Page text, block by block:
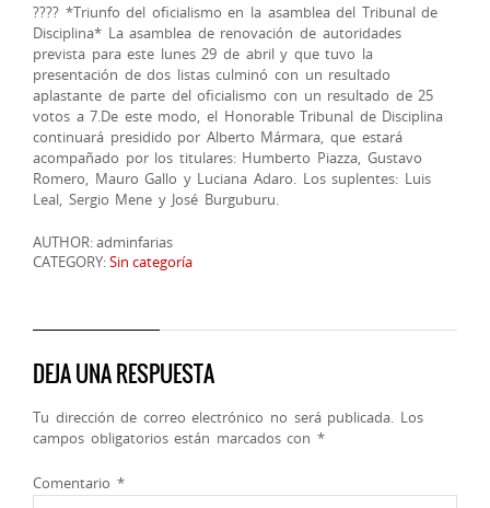
????️ *Triunfo del oficialismo en la asamblea del Tribunal de
Disciplina* La asamblea de renovación de autoridades
prevista para este lunes 29 de abril y que tuvo la
presentación de dos listas culminó con un resultado
aplastante de parte del oficialismo con un resultado de 25
votos a 7.De este modo, el Honorable Tribunal de Disciplina
continuará presidido por Alberto Mármara, que estará
acompañado por los titulares: Humberto Piazza, Gustavo
Romero, Mauro Gallo y Luciana Adaro. Los suplentes: Luis
Leal, Sergio Mene y José Burguburu.
AUTHOR: adminfarias
CATEGORY:Sin categoría
DEJA UNA RESPUESTA
Tu dirección de correo electrónico no será publicada. Los
campos obligatorios están marcados con *
Comentario *